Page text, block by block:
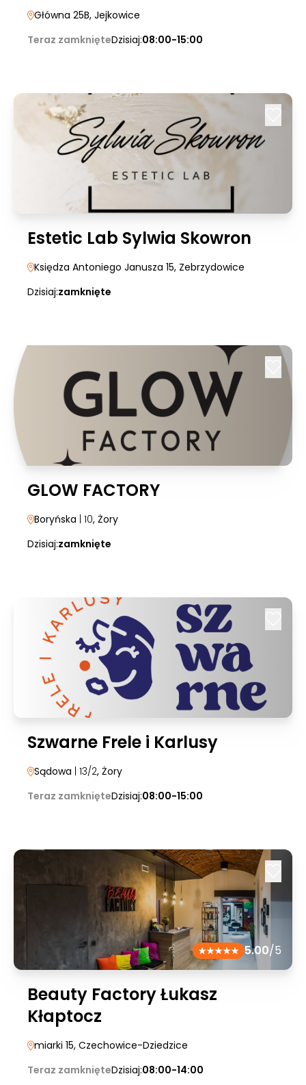
Główna 25B, Jejkowice
Teraz zamknięteDzisiaj:08:00-15:00
Estetic Lab Sylwia Skowron
Księdza Antoniego Janusza 15, Zebrzydowice
Dzisiaj:zamknięte
GLOW FACTORY
Boryńska | 10, Żory
Dzisiaj:zamknięte
Szwarne Frele i Karlusy
Sądowa | 13/2, Żory
Teraz zamknięteDzisiaj:08:00-15:00
5.00/5
Beauty Factory Łukasz
Kłaptocz
miarki 15, Czechowice-Dziedzice
Teraz zamknięteDzisiaj:08:00-14:00